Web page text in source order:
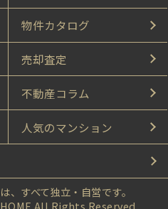
物件カタログ
売却査定
不動産コラム
人気のマンション
、すべて独立・自営です。
All Rights Reserved.